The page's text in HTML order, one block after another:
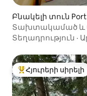
Բնակելի տուն Port
Տախտակամած և
Port Orchard
Տեղադրություն ·
Հյուրերի սիրելի
Հյուրերի սիրելի